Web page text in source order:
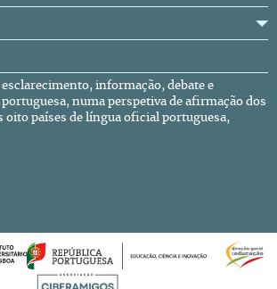
esclarecimento, informação, debate e
numa perspetiva de afirmação dos
oito países de língua oficial portuguesa,